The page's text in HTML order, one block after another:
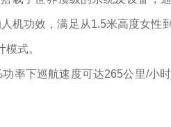
机功效，满足从1.5米高度女
式。
率下巡航速度可达265公里/小